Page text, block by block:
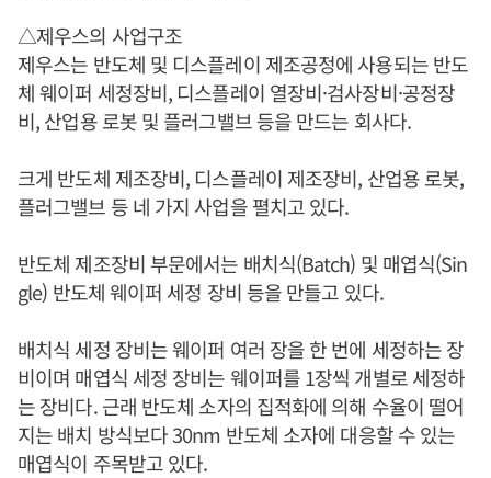
△제우스의 사업구조
제우스는 반도체 및 디스플레이 제조공정에 사용되는 반도
체 웨이퍼 세정장비, 디스플레이 열장비·검사장비·공정장
비, 산업용 로봇 및 플러그밸브 등을 만드는 회사다.
크게 반도체 제조장비, 디스플레이 제조장비, 산업용 로봇,
플러그밸브 등 네 가지 사업을 펼치고 있다.
반도체 제조장비 부문에서는 배치식(Batch) 및 매엽식(Sin
gle) 반도체 웨이퍼 세정 장비 등을 만들고 있다.
배치식 세정 장비는 웨이퍼 여러 장을 한 번에 세정하는 장
비이며 매엽식 세정 장비는 웨이퍼를 1장씩 개별로 세정하
는 장비다. 근래 반도체 소자의 집적화에 의해 수율이 떨어
지는 배치 방식보다 30nm 반도체 소자에 대응할 수 있는
매엽식이 주목받고 있다.